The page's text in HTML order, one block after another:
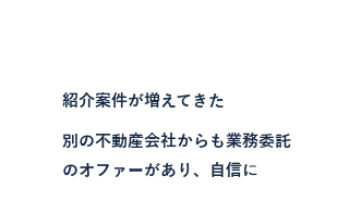
紹介案件が増えてきた
別の不動産会社からも業務委託
のオファーがあり、自信に